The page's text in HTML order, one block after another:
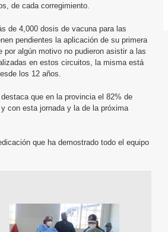
de cada corregimiento.
de 4,000 dosis de vacuna para las
pendientes la aplicación de su primera
por algún motivo no pudieron asistir a las
en estos circuitos, la misma está
los 12 años.
que en la provincia el 82% de
con esta jornada y la de la próxima
que ha demostrado todo el equipo